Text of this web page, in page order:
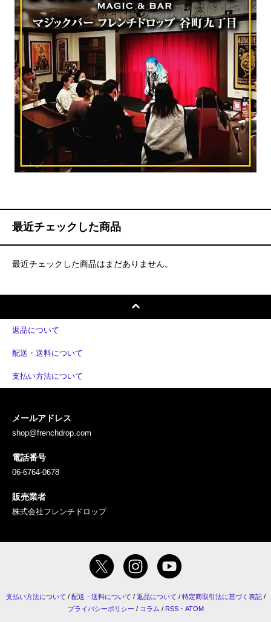
最近チェックした商品
最近チェックした商品はまだありません。
返品について
配送・送料について
支払い方法について
メールアドレス
shop@frenchdrop.com
電話番号
06-6764-0678
販売業者
株式会社フレンチドロップ
支払い方法について / 配送・送料について / 返品について / 特定商取引法に基づく表記/
プライバシーポリシー / コラム / RSS・ ATOM